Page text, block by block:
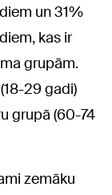
un 31%
kas ir
grupām.
29 gadi)
grupā (60-74
zemāku